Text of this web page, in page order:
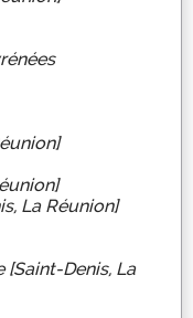
La Réunion]
Denis, La